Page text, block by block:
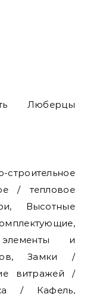
/ тепловое
Высотные
элементы и
Замки /
витражей /
/ Кафель,